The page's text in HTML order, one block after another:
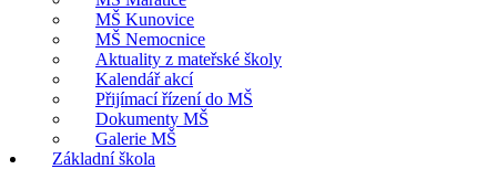
MŠ Kunovice
MŠ Nemocnice
Aktuality z mateřské školy
Kalendář akcí
Přijímací řízení do MŠ
Dokumenty MŠ
Galerie MŠ
Základní škola